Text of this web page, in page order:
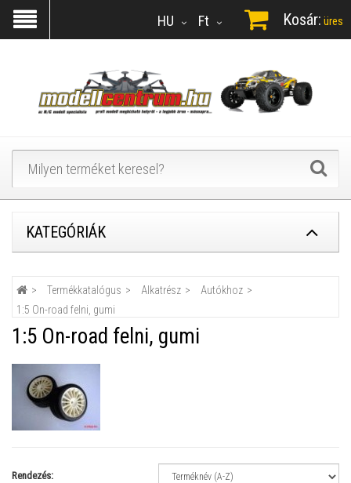
Ft
HU Kosár: üres
KATEGÓRIÁK
Termékkatalógus Alkatrész
Autókhoz
1:5 On-road felni, gumi
1:5 On-road felni, gumi
Rendezés: